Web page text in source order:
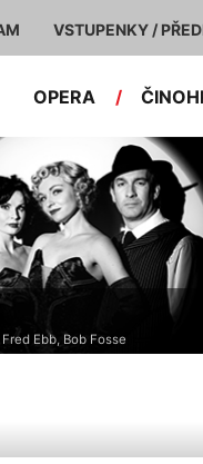
VSTUPENKY /
OPERA /
Ebb, Bob Fosse